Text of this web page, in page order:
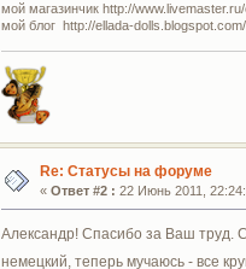
мой магазинчик http://
мой блог http://ellada-dolls.blogspot.com/
Re: Статусы на форуме
« Ответ #2 : 22 Июнь 2011,
Александр! Спасибо за Ваш труд.
немецкий, теперь мучаюсь - все